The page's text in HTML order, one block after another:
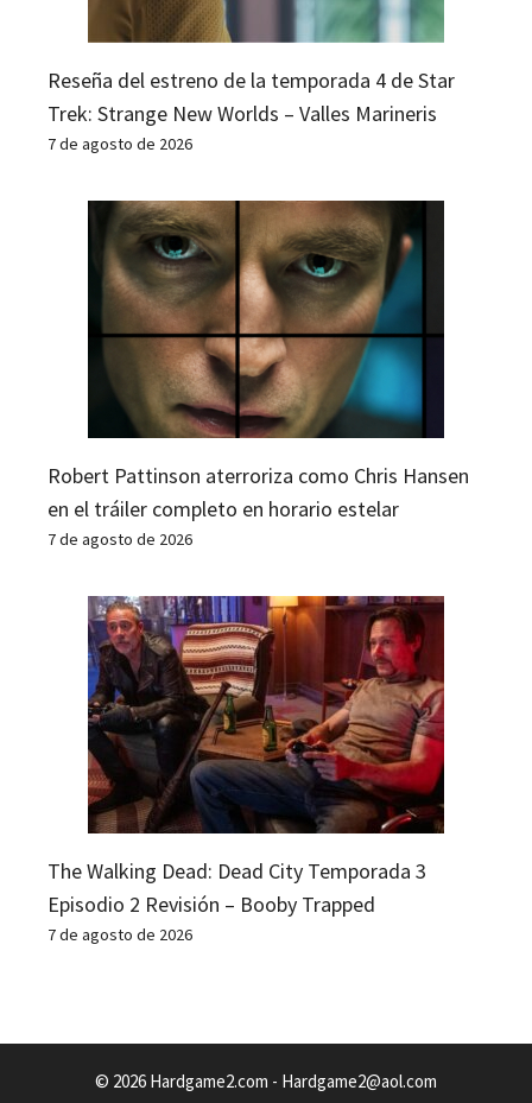
Reseña del estreno de la temporada 4 de Star
Trek: Strange New Worlds – Valles Marineris
7 de agosto de 2026
Robert Pattinson aterroriza como Chris Hansen
en el tráiler completo en horario estelar
7 de agosto de 2026
The Walking Dead: Dead City Temporada 3
Episodio 2 Revisión – Booby Trapped
7 de agosto de 2026
© 2026 Hardgame2.com - Hardgame2@aol.com